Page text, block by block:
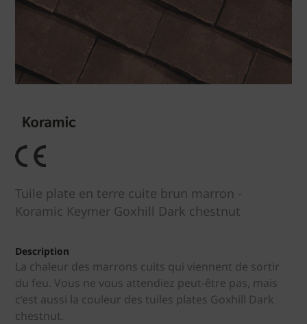
Tuile plate en terre cuite brun marron -
Koramic Keymer Goxhill Dark chestnut
Description
La chaleur des marrons cuits qui viennent de sortir
du feu. Vous ne vous attendiez peut-être pas, mais
c’est aussi la couleur des tuiles plates Goxhill Dark
chestnut.